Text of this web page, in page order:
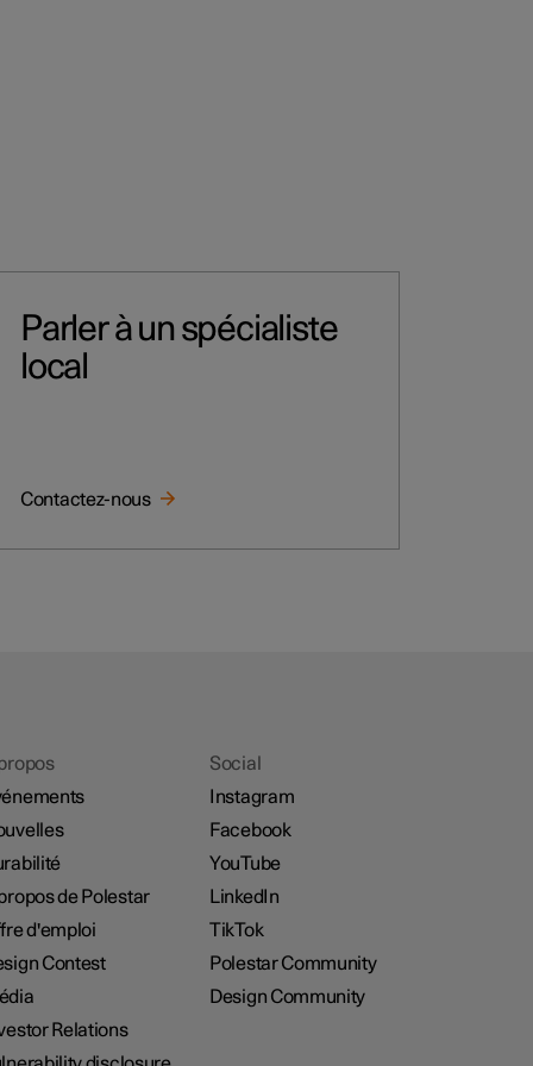
Parler à un spécialiste
local
Contactez-nous
de Polestar
d'emploi
Contest
Relations
Social
Instagram
Facebook
YouTube
LinkedIn
TikTok
Polestar Community
Design Community